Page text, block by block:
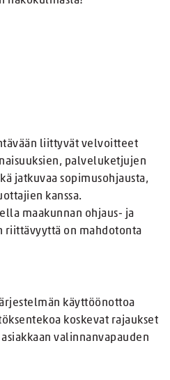
liittyvät velvoitteet
palveluketjujen
jatkuvaa sopimusohjausta,
kanssa.
maakunnan ohjaus- ja
riittävyyttä on mahdotonta
käyttöönottoa
koskevat rajaukset
valinnanvapauden